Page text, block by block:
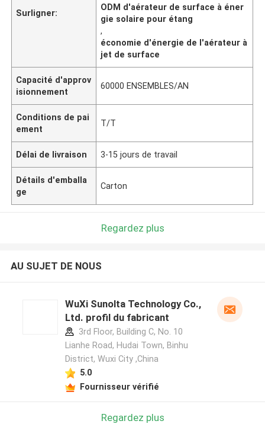
Surligner:
ODM d'aérateur de surface à éner
gie solaire pour étang
,
économie d'énergie de l'aérateur à
jet de surface
Capacité d'approv
isionnement
60000 ENSEMBLES/AN
Conditions de pai
ement
T/T
Délai de livraison 3-15 jours de travail
Détails d'emballa
ge
Carton
Regardez plus
AU SUJET DE NOUS
WuXi Sunolta Technology Co.,
Ltd. profil du fabricant
3rd Floor, Building C, No. 10
Lianhe Road, Hudai Town, Binhu
District, Wuxi City ,China
5.0
Fournisseur vérifié
Regardez plus